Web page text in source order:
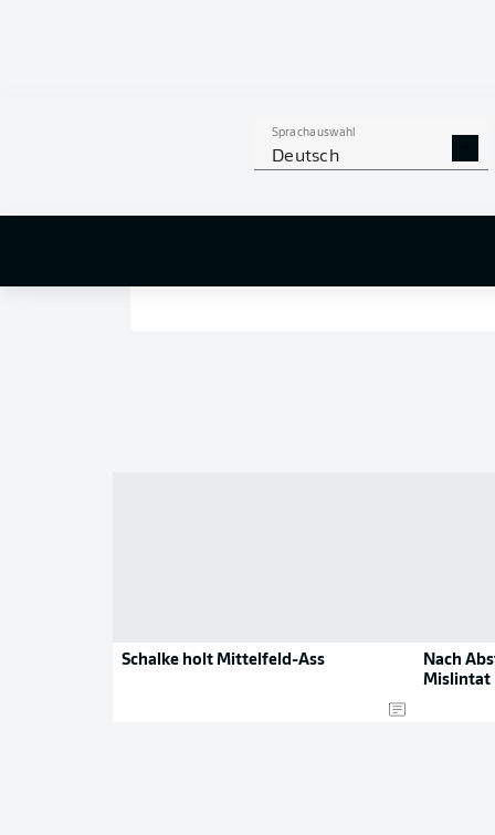
Sprachauswahl
Deutsch
Schalke holt Mittelfeld-Ass
Nach
Mislintat